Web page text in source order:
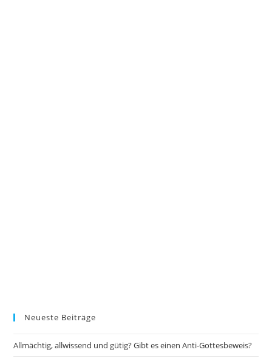
Neueste Beiträge
Allmächtig, allwissend und gütig? Gibt es einen Anti-Gottesbeweis?